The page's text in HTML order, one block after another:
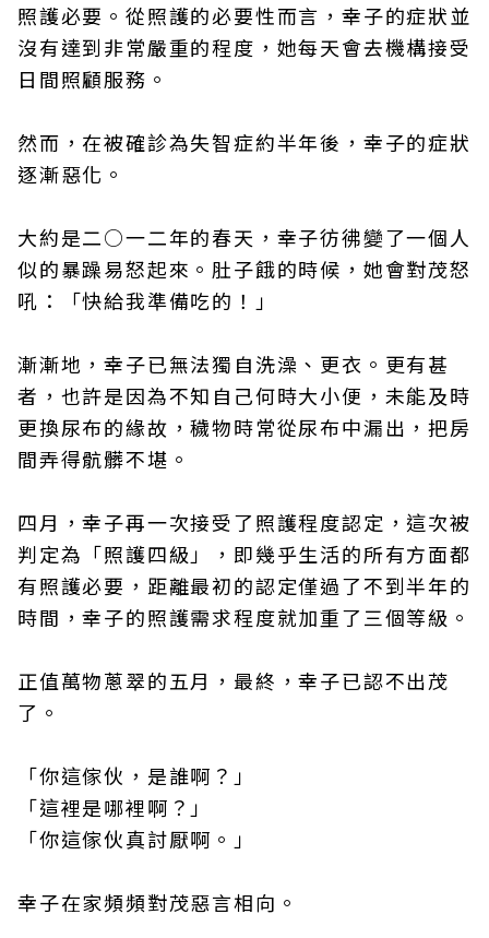
照護必要。從照護的必要性而言，幸子的症狀並
沒有達到非常嚴重的程度，她每天會去機構接受
日間照顧服務。
然而，在被確診為失智症約半年後，幸子的症狀
逐漸惡化。
大約是二○一二年的春天，幸子彷彿變了一個人
似的暴躁易怒起來。肚子餓的時候，她會對茂怒
吼：「快給我準備吃的！」
漸漸地，幸子已無法獨自洗澡、更衣。更有甚
者，也許是因為不知自己何時大小便，未能及時
更換尿布的緣故，穢物時常從尿布中漏出，把房
間弄得骯髒不堪。
四月，幸子再一次接受了照護程度認定，這次被
判定為「照護四級」，即幾乎生活的所有方面都
有照護必要，距離最初的認定僅過了不到半年的
時間，幸子的照護需求程度就加重了三個等級。
正值萬物蔥翠的五月，最終，幸子已認不出茂
了。
「你這傢伙，是誰啊？」
「這裡是哪裡啊？」
「你這傢伙真討厭啊。」
幸子在家頻頻對茂惡言相向。